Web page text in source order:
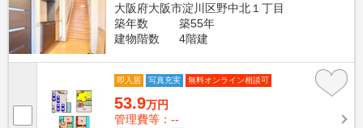
大阪府大阪市淀川区野中北１丁目
築年数
築55年
建物階数
4階建
即入居 写真充実 無料オンライン相談可
53.9万円
管理費等：--